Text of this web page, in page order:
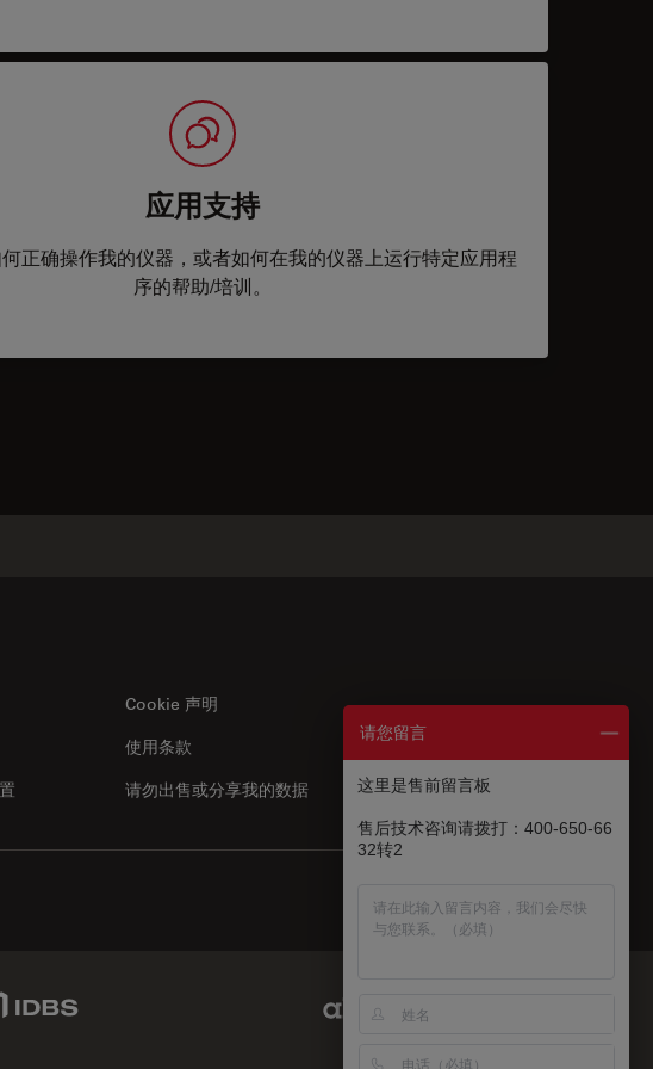
应用支持
正确操作我的仪器，或者如何在我的仪器上运行特定应用程
序的帮助/培训。
contacts
Cookie 声明
请勿出售或分享我的数据
使用条款
US|zh
IDBS Link
请您留言
这里是售前留言板
售后技术咨询请拨打：400-650-66
32转2